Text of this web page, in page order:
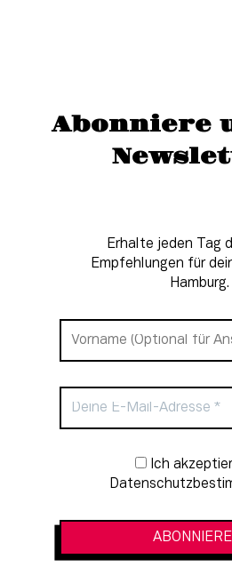
Abonniere
Erhalte jeden Tag
Empfehlungen für
Hamburg.
Newsletter-Anmeldung